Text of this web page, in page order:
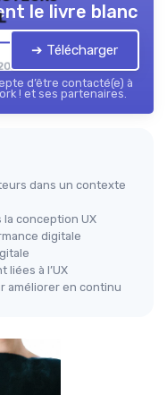
le livre blanc
➔ Télécharger
d’être contacté(e) à
! et ses partenaires.
dans un contexte
conception UX
digitale
liées à l’UX
améliorer en continu